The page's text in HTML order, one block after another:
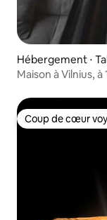
Hébergement ⋅
Maison à Vilnius,
Coup de cœur
Coup de cœur